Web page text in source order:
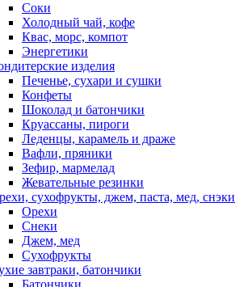
Соки
Холодный чай, кофе
Квас, морс, компот
Энергетики
изделия
Печенье, сухари и сушки
Конфеты
Шоколад и батончики
Круассаны, пироги
Леденцы, карамель и драже
Вафли, пряники
Зефир, мармелад
Жевательные резинки
сухофрукты, джем, паста, мед, снэки
Орехи
Снеки
Джем, мед
Сухофрукты
завтраки, батончики